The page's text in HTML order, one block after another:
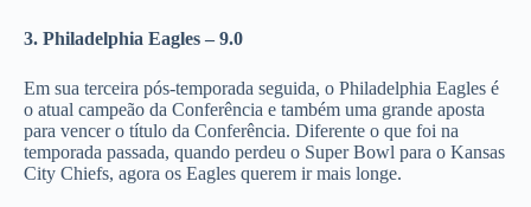
3. Philadelphia Eagles – 9.0
Em sua terceira pós-temporada seguida, o Philadelphia Eagles é
o atual campeão da Conferência e também uma grande aposta
para vencer o título da Conferência. Diferente o que foi na
temporada passada, quando perdeu o Super Bowl para o Kansas
City Chiefs, agora os Eagles querem ir mais longe.